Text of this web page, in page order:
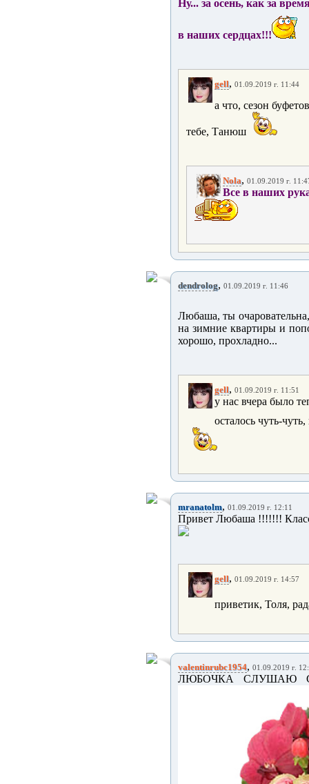
Ну... за осень, как за
в наших сердцах!!!
gell, 01.09.2019 г. 11:44
а что, сезон
тебе, Танюш
Nola, 01.09.2019 г.
Все в наших
dendrolog, 01.09.2019 г. 11:46
Любаша, ты очаровательна,
на зимние квартиры и
хорошо, прохладно...
gell, 01.09.2019 г. 11:51
у нас вчера было
осталось чуть-
mranatolm, 01.09.2019 г. 12:11
Привет Любаша !!!!!!!
gell, 01.09.2019 г. 14:57
приветик, Толя,
valentinrubc1954, 01.09.2019 г.
ЛЮБОЧКА СЛУШАЮ